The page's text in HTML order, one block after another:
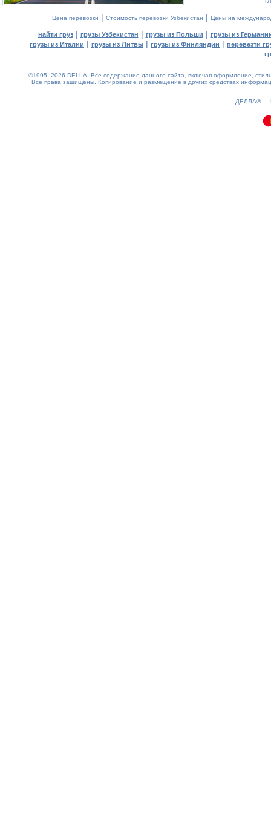
Цена перевозки | Стоимость перевозки Узбекистан | Цены на
найти груз| грузы Узбекистан | грузы из Польши | грузы из
грузы из Италии | грузы из Литвы | грузы из Финляндии | перевезти
©1995–2026 DELLA. Все содержание данного сайта, включая оформление,
Все права защищены. Копирование и размещение в других средствах
ДЕЛЛА® —